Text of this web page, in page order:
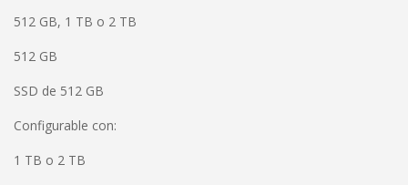
512 GB, 1 TB o 2 TB
512 GB
SSD de 512 GB
Configurable con:
1 TB o 2 TB